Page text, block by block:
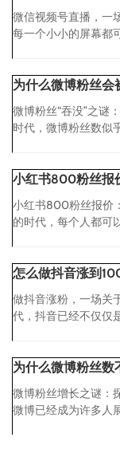
微信视频号直播，一
每一个小小的屏幕都
为什么微博粉丝会
微博粉丝“吞没”之谜
时代，微博粉丝数似
小红书800粉丝报
小红书800粉丝报价
的时代，每个人都可
怎么做抖音涨到
做抖音涨粉，一场关
代，抖音已经不仅仅
为什么微博粉丝数
微博粉丝增长之谜：
微博已经成为许多人